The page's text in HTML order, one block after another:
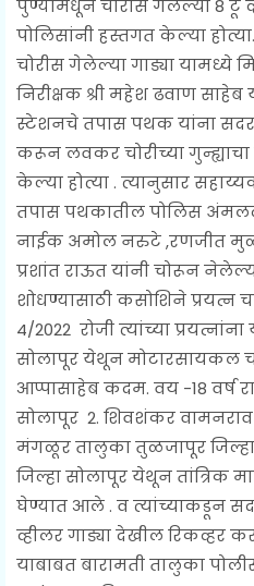
पुण्यामधून चोरीस गेलेल्या 8 टू
पोलिसांनी हस्तगत केल्या
चोरीस गेलेल्या गाड्या
निरीक्षक श्री महेश ढवाण साहेब
स्टेशनचे तपास पथक यांना
करून लवकर चोरीच्या
केल्या होत्या . त्यानुसार
तपास पथकातील पोलिस
नाईक अमोल नरुटे ,रणजीत
प्रशांत राऊत यांनी चोरून
शोधण्यासाठी कसोशिने प्रयत्न
4/2022 रोजी त्यांच्या
सोलापूर येथून मोटारसायकल
आप्पासाहेब कदम. वय -18 वर्ष रा.
सोलापूर 2. शिवशंकर वामनराव
मंगळूर तालुका तुळजापूर जिल्हा
जिल्हा सोलापूर येथून तांत्रिक
घेण्यात आले . व त्यांच्याकडून
व्हीलर गाड्या देखील रिकव्हर
याबाबत बारामती तालुका